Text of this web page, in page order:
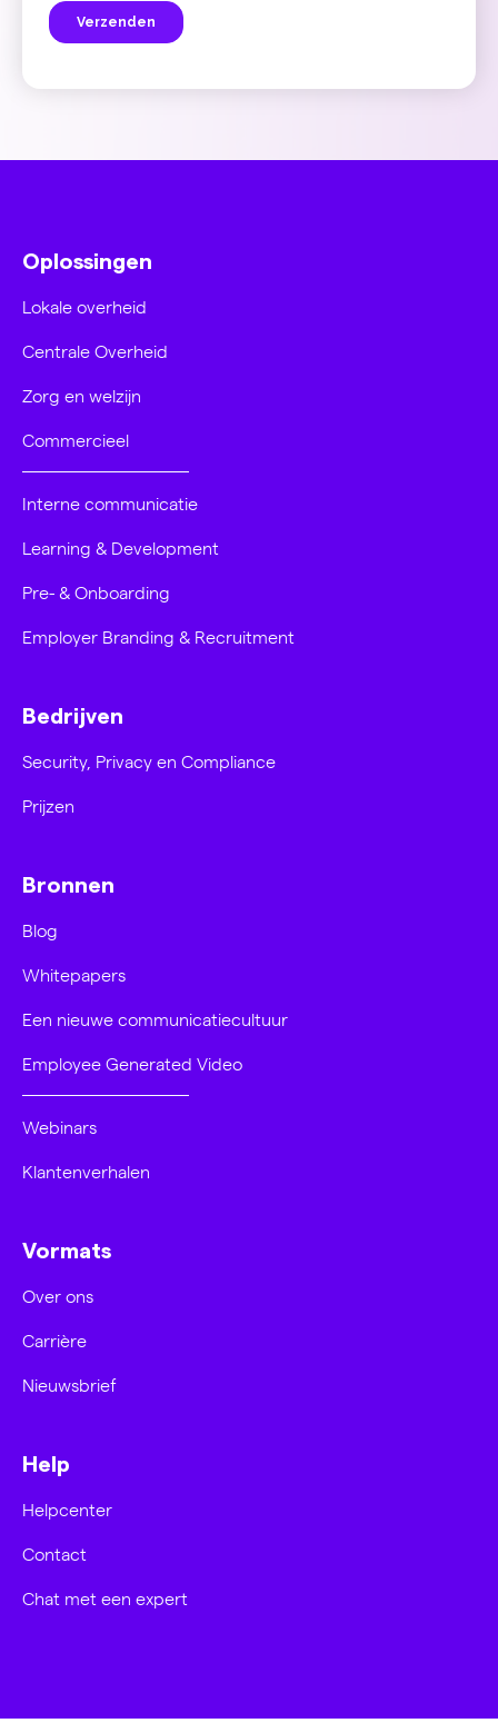
Oplossingen
Lokale overheid
Centrale Overheid
Zorg en welzijn
Commercieel
Interne communicatie
Learning & Development
Pre- & Onboarding
Employer Branding & Recruitment
Bedrijven
Security, Privacy en Compliance
Prijzen
Bronnen
Blog
Whitepapers
Een nieuwe communicatiecultuur
Employee Generated Video
Webinars
Klantenverhalen
Vormats
Over ons
Carrière
Nieuwsbrief
Help
Helpcenter
Contact
Chat met een expert